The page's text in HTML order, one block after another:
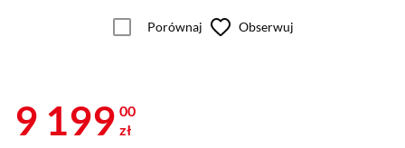
Porównaj Obserwuj
9 199 00
zł